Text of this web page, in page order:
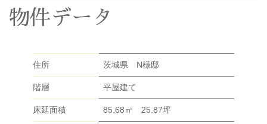
物件データ
住所 茨城県 N様邸
階層 平屋建て
床延面積 85.68㎡ 25.87坪